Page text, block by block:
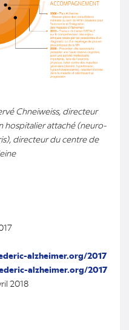
Chneiweiss, directeur
hospitalier attaché (neuro-
directeur du centre de
alzheimer.org/2017
alzheimer.org/2017
2018